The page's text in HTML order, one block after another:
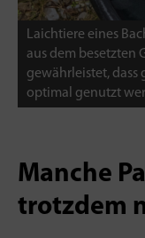
Laichtiere eines
aus dem besetzten
gewährleistet, dass
optimal genutzt
Manche
trotzdem